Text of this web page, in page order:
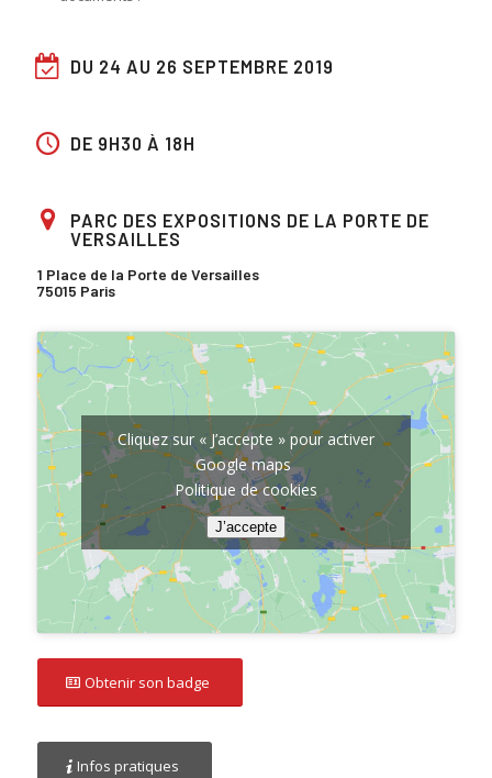
DU 24 AU 26 SEPTEMBRE 2019
DE 9H30 À 18H
PARC DES EXPOSITIONS DE LA PORTE DE
VERSAILLES
1 Place de la Porte de Versailles
75015 Paris
Cliquez sur « J’accepte » pour activer
Google maps
Politique de cookies
J’accepte
Obtenir son badge
Infos pratiques